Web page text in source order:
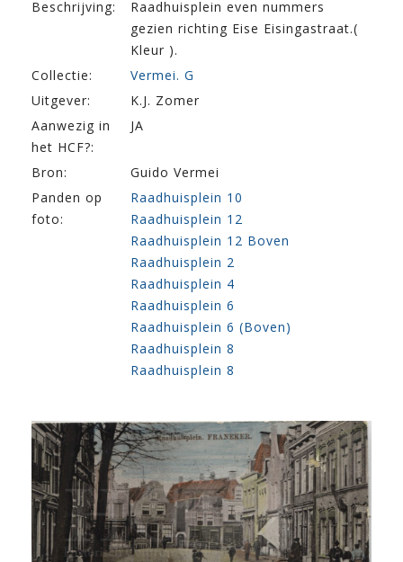
Beschrijving:
Raadhuisplein even nummers
gezien richting Eise Eisingastraat.(
Kleur ).
Collectie:
Vermei. G
Uitgever:
K.J. Zomer
Aanwezig in
het HCF?:
JA
Bron:
Guido Vermei
Panden op
foto:
Raadhuisplein 10
Raadhuisplein 12
Raadhuisplein 12 Boven
Raadhuisplein 2
Raadhuisplein 4
Raadhuisplein 6
Raadhuisplein 6 (Boven)
Raadhuisplein 8
Raadhuisplein 8